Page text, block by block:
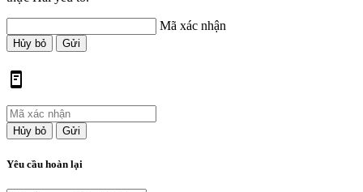
Mã xác nhận
Hủy bỏ Gửi
Hủy bỏ Gửi
Yêu cầu hoàn lại